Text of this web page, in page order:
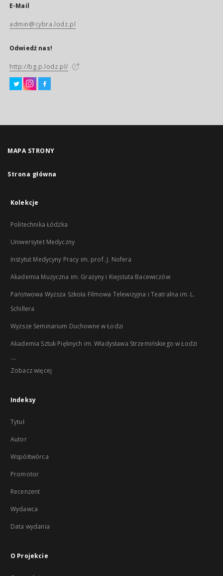
E-Mail
admin@cybra.lodz.pl
Odwiedź nas!
http://bg.p.lodz.pl/
MAPA STRONY
Strona główna
Kolekcje
Politechnika Łódzka
Uniwersytet Medyczny
Instytut Medycyny Pracy im. prof. J. Nofera
Akademia Muzyczna im. Grażyny i Kiejstuta Bacewiczów
Państwowa Wyższa Szkoła Filmowa Telewizyjna i Teatralna im. L.
Schillera
Wyższe Seminarium Duchowne w Łodzi
Akademia Sztuk Pięknych im. Władysława Strzemińskiego w Łodzi
...
Zobacz więcej
Indeksy
Tytuł
Autor
Współtwórca
Promotor
Recenzent
Wydawca
Data wydania
O Projekcie